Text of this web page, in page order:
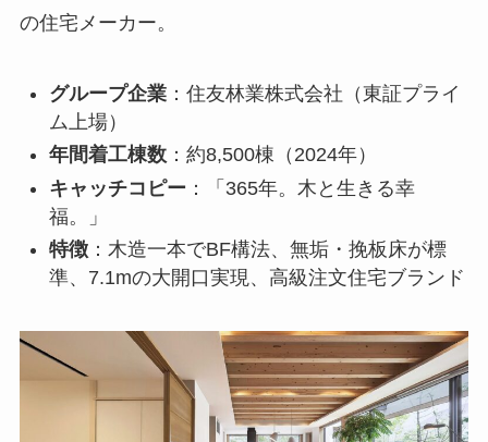
の住宅メーカー。
グループ企業：住友林業株式会社（東証プライ
ム上場）
年間着工棟数：約8,500棟（2024年）
キャッチコピー ：「365年。木と生きる幸
福。」
特徴：木造一本でBF構法、無垢・挽板床が標
準、7.1mの大開口実現、高級注文住宅ブランド